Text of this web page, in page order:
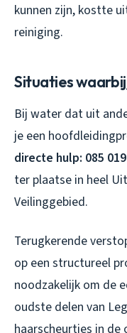
kunnen zijn, kostte
reiniging.
Situaties
Bij water dat uit
je een
directe hulp: 085
ter plaatse in heel
Veilinggebied.
Terugkerende
op een structureel
noodzakelijk om de
oudste delen van
haarscheurtjes in de